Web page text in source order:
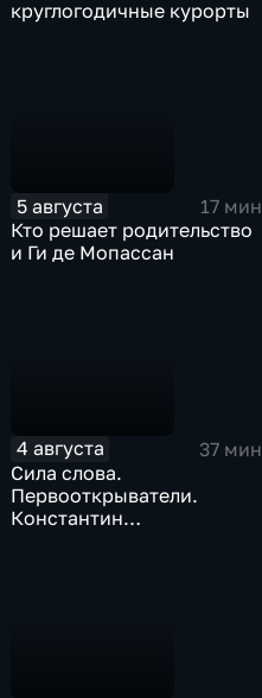
круглогодичные курорты
5 августа
17 мин
Кто решает родительство
и Ги де Мопассан
4 августа
37 мин
Сила слова.
Первооткрыватели.
Константин